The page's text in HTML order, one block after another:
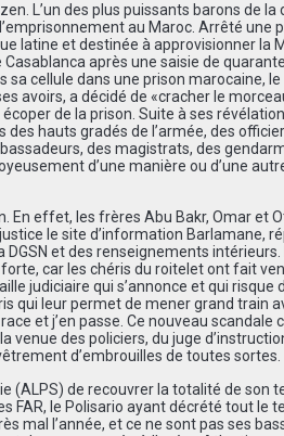
L’un des plus puissants barons de la
au Maroc. Arrêté une
latine et destinée à approvisionner la
après une saisie de
sa cellule dans une prison marocaine, le
avoirs, a décidé de «cracher le
de la prison. Suite à ses
hauts gradés de l’armée, des
des magistrats, des
d’une manière ou d’une
En effet, les frères Abu Bakr, Omar et
le site d’information Barlamane,
et des renseignements intérieurs.
car les chéris du roitelet ont fait
judiciaire qui s’annonce et qui risque
qui leur permet de mener grand train
et j’en passe. Ce nouveau scandale
des policiers, du juge
d’embrouilles de toutes sortes.
(ALPS) de recouvrer la totalité de son
FAR, le Polisario ayant décrété tout le
mal l’année, et ce ne sont pas ses